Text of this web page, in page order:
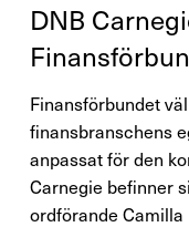
DNB
Finansförbundet
finansbranschens
anpassat för den
Carnegie befinner
ordförande Camilla